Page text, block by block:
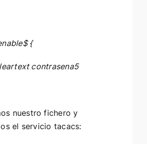
{
contrasena5
nuestro fichero y
el servicio tacacs: